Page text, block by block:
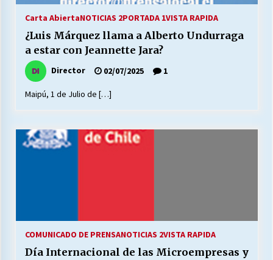
Carta AbiertaNOTICIAS 2PORTADA 1VISTA RAPIDA
¿Luis Márquez llama a Alberto Undurraga
a estar con Jeannette Jara?
Director 02/07/2025 1
Maipú, 1 de Julio de […]
COMUNICADO DE PRENSANOTICIAS 2VISTA RAPIDA
Día Internacional de las Microempresas y